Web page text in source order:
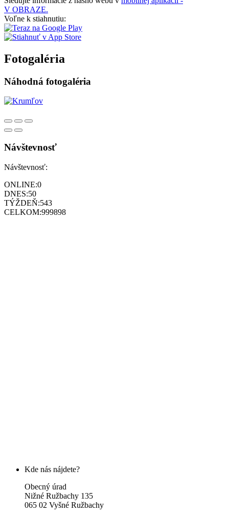
V OBRAZE.
Voľne k stiahnutiu:
Fotogaléria
Náhodná fotogaléria
Návštevnosť
Návštevnosť:
ONLINE:0
DNES:50
TÝŽDEŇ:543
CELKOM:999898
Kde nás nájdete?
Obecný úrad
Nižné Ružbachy 135
065 02 Vyšné Ružbachy